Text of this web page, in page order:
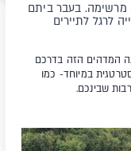
מרשימה. בעבר ביתם
לרגל לתיירים
המדהים הזה בדרכם
במיוחד- כמו
שבינכם.